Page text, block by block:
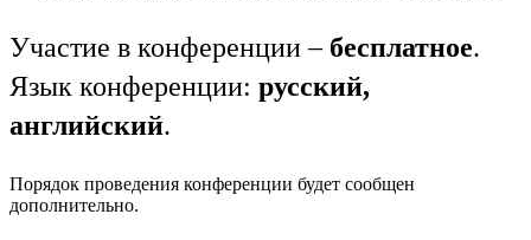
Участие в конференции – бесплатное.
Язык конференции: русский,
английский.
Порядок проведения конференции будет сообщен
дополнительно.